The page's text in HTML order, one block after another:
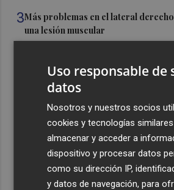
3Más problemas en el lateral
una lesión muscular
urbano y a un hotel de cuatro
324 habitaciones
Estos son los estrenos que abren la
de la comedia 'El último mono' a una
'La Patrulla Canina'
Uso responsable de
datos
Nosotros y nuestros socios
cookies y tecnologías
almacenar y acceder a
dispositivo y procesar datos
como su dirección IP,
y datos de navegación, para